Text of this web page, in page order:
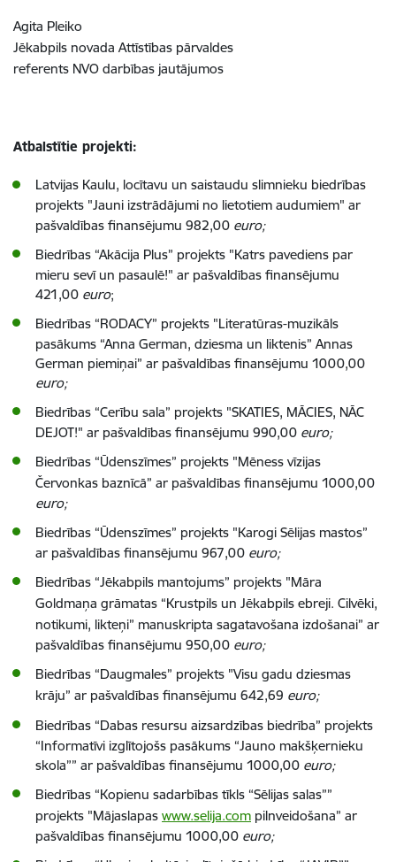
Agita Pleiko
Jēkabpils novada Attīstības pārvaldes
referents NVO darbības jautājumos
Atbalstītie projekti:
Latvijas Kaulu, locītavu un saistaudu slimnieku biedrības
projekts "Jauni izstrādājumi no lietotiem audumiem" ar
pašvaldības finansējumu 982,00 euro;
Biedrības “Akācija Plus” projekts "Katrs pavediens par
mieru sevī un pasaulē!" ar pašvaldības finansējumu
421,00 euro;
Biedrības “RODACY” projekts "Literatūras-muzikāls
pasākums “Anna German, dziesma un liktenis” Annas
German piemiņai” ar pašvaldības finansējumu 1000,00
euro;
Biedrības “Cerību sala” projekts "SKATIES, MĀCIES, NĀC
DEJOT!" ar pašvaldības finansējumu 990,00 euro;
Biedrības “Ūdenszīmes” projekts "Mēness vīzijas
Červonkas baznīcā” ar pašvaldības finansējumu 1000,00
euro;
Biedrības “Ūdenszīmes” projekts "Karogi Sēlijas mastos”
ar pašvaldības finansējumu 967,00 euro;
Biedrības “Jēkabpils mantojums” projekts "Māra
Goldmaņa grāmatas “Krustpils un Jēkabpils ebreji. Cilvēki,
notikumi, likteņi” manuskripta sagatavošana izdošanai” ar
pašvaldības finansējumu 950,00 euro;
Biedrības “Daugmales” projekts "Visu gadu dziesmas
krāju” ar pašvaldības finansējumu 642,69 euro;
Biedrības “Dabas resursu aizsardzības biedrība” projekts
“Informatīvi izglītojošs pasākums “Jauno makšķernieku
skola”” ar pašvaldības finansējumu 1000,00 euro;
Biedrības “Kopienu sadarbības tīkls “Sēlijas salas””
projekts "Mājaslapas www.selija.com pilnveidošana” ar
pašvaldības finansējumu 1000,00 euro;